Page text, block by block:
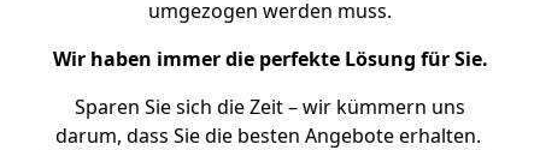
umgezogen werden muss.
Wir haben immer die perfekte Lösung für Sie.
Sparen Sie sich die Zeit – wir kümmern uns
darum, dass Sie die besten Angebote erhalten.